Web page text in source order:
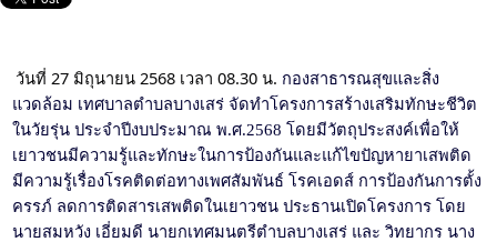
วันที่ 27 มิถุนายน 2568 เวลา 08.30 น. กองสาธารณสุขและสิ่ง
แวดล้อม เทศบาลตำบลบางเสร่ จัดทำโครงการสร้างเสริมทักษะชีวิต
ในวัยรุ่น ประจำปีงบประมาณ พ.ศ.2568 โดยมีวัตถุประสงค์เพื่อให้
เยาวชนมีความรู้และทักษะในการป้องกันและแก้ไขปัญหายาเสพติด
มีความรู้เรื่องโรคติดต่อทางเพศสัมพันธ์ โรคเอดส์ การป้องกันการตั้ง
ครรภ์ ลดการติดสารเสพติดในเยาวชน ประธานเปิดโครงการ โดย
นายสมหวัง เอี่ยมดี นายกเทศมนตรีตำบลบางเสร่ และ วิทยากร นาง